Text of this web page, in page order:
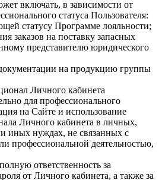
включать, в зависимости от
статуса Пользователя:
статусу Программе лояльности;
заказов на поставку запасных
представителю юридического
на продукцию группы
Личного кабинета
для профессионального
на Сайте и использование
Личного кабинета в личных,
иных нуждах, не связанных с
профессиональной деятельностью,
ответственность за
от Личного кабинета, а также за